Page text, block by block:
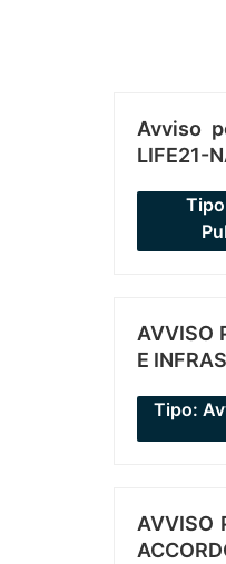
Avviso
LIFE21-
AVVISO
E
Tipo:
AVVISO